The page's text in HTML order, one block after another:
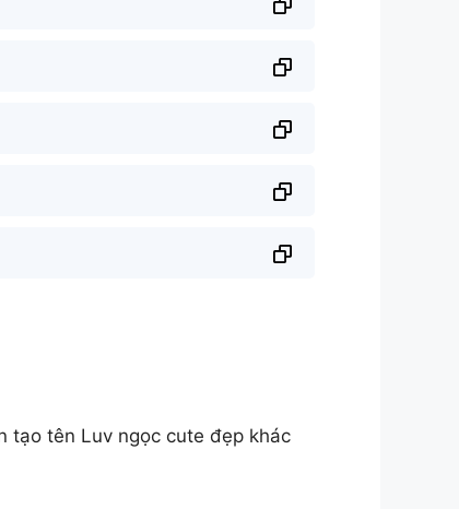
tạo tên Luv ngọc cute đẹp khác